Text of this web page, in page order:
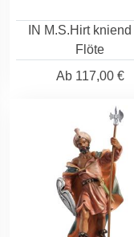
IN M.S.Hirt
Flöte
Ab117,00 €